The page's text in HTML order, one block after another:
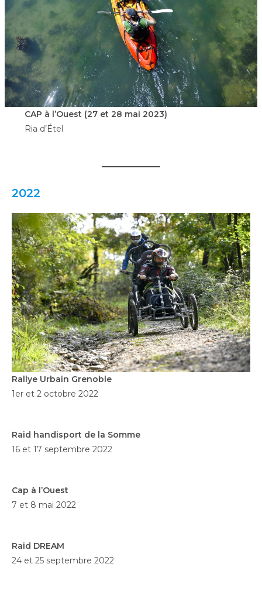
CAP à l’Ouest (27 et 28 mai 2023)
Ria d’Étel
2022
Rallye Urbain Grenoble
1er et 2 octobre 2022
Raid handisport de la Somme
16 et 17 septembre 2022
Cap à l’Ouest
7 et 8 mai 2022
Raid DREAM
24 et 25 septembre 2022